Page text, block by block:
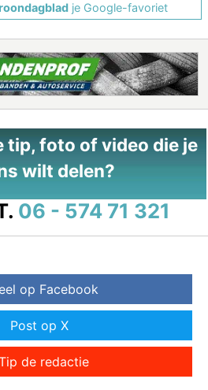
je Google-favoriet
tip, foto of video die je
wilt delen?
06 - 574 71 321
op Facebook
Post op X
de redactie